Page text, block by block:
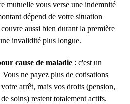
mutuelle vous verse une indemnité
dépend de votre situation
aussi bien durant la première
invalidité plus longue.
cause de maladie : c'est un
Vous ne payez plus de cotisations
arrêt, mais vos droits (pension,
soins) restent totalement actifs.